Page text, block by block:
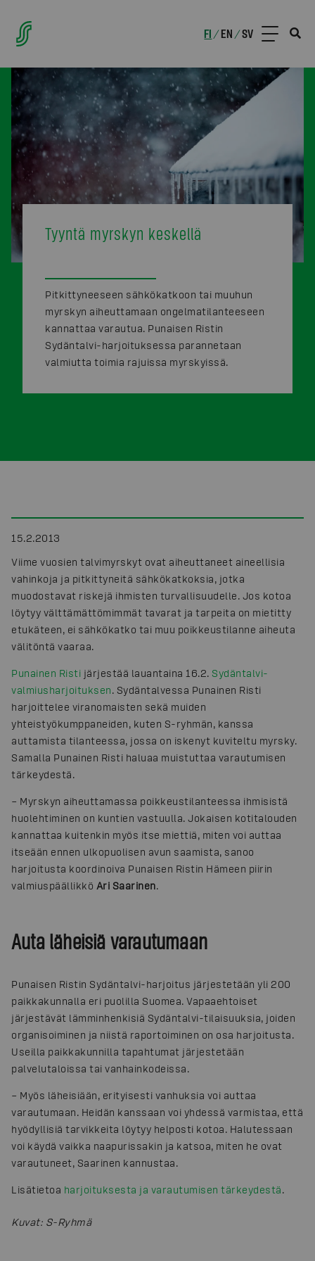
FI /EN /SV
Tyyntä myrskyn keskellä
Pitkittyneeseen sähkökatkoon tai muuhun
myrskyn aiheuttamaan ongelmatilanteeseen
kannattaa varautua. Punaisen Ristin
Sydäntalvi-harjoituksessa parannetaan
valmiutta toimia rajuissa myrskyissä.
15.2.2013
Viime vuosien talvimyrskyt ovat aiheuttaneet aineellisia
vahinkoja ja pitkittyneitä sähkökatkoksia, jotka
muodostavat riskejä ihmisten turvallisuudelle. Jos kotoa
löytyy välttämättömimmät tavarat ja tarpeita on mietitty
etukäteen, ei sähkökatko tai muu poikkeustilanne aiheuta
välitöntä vaaraa.
Punainen Risti järjestää lauantaina 16.2. Sydäntalvi-
valmiusharjoituksen. Sydäntalvessa Punainen Risti
harjoittelee viranomaisten sekä muiden
yhteistyökumppaneiden, kuten S-ryhmän, kanssa
auttamista tilanteessa, jossa on iskenyt kuviteltu myrsky.
Samalla Punainen Risti haluaa muistuttaa varautumisen
tärkeydestä.
– Myrskyn aiheuttamassa poikkeustilanteessa ihmisistä
huolehtiminen on kuntien vastuulla. Jokaisen kotitalouden
kannattaa kuitenkin myös itse miettiä, miten voi auttaa
itseään ennen ulkopuolisen avun saamista, sanoo
harjoitusta koordinoiva Punaisen Ristin Hämeen piirin
valmiuspäällikkö Ari Saarinen.
Auta läheisiä varautumaan
Punaisen Ristin Sydäntalvi-harjoitus järjestetään yli 200
paikkakunnalla eri puolilla Suomea. Vapaaehtoiset
järjestävät lämminhenkisiä Sydäntalvi-tilaisuuksia, joiden
organisoiminen ja niistä raportoiminen on osa harjoitusta.
Useilla paikkakunnilla tapahtumat järjestetään
palvelutaloissa tai vanhainkodeissa.
– Myös läheisiään, erityisesti vanhuksia voi auttaa
varautumaan. Heidän kanssaan voi yhdessä varmistaa, että
hyödyllisiä tarvikkeita löytyy helposti kotoa. Halutessaan
voi käydä vaikka naapurissakin ja katsoa, miten he ovat
varautuneet, Saarinen kannustaa.
Lisätietoa harjoituksesta ja varautumisen tärkeydestä.
Kuvat: S-Ryhmä